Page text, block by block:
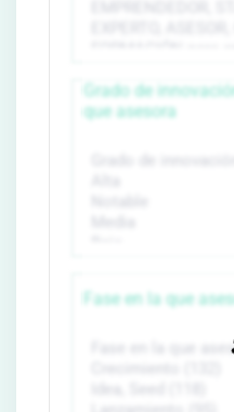
Grado de
que asesora
Fase en la que